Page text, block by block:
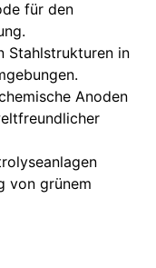
für den
Stahlstrukturen in
Anoden
von grünem